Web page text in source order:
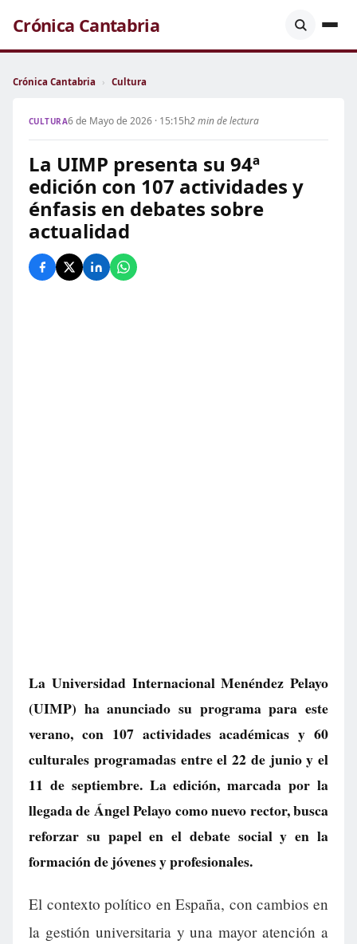
Crónica Cantabria
Crónica Cantabria › Cultura
CULTURA6 de Mayo de 2026 · 15:15h2 min de lectura
La UIMP presenta su 94ª
edición con 107 actividades y
énfasis en debates sobre
actualidad
La Universidad Internacional Menéndez Pelayo
(UIMP) ha anunciado su programa para este
verano, con 107 actividades académicas y 60
culturales programadas entre el 22 de junio y el
11 de septiembre. La edición, marcada por la
llegada de Ángel Pelayo como nuevo rector, busca
reforzar su papel en el debate social y en la
formación de jóvenes y profesionales.
El contexto político en España, con cambios en
la gestión universitaria y una mayor atención a